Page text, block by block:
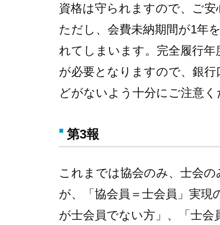
資格は守られますので、ご
ただし、会費未納期間が1年
れてしまいます。完全履行
が必要となりますので、銀
どがないよう十分にご注意
第3報
これまでは協会のみ、士会
が、「協会員＝士会員」実
が士会員でない方」、「士